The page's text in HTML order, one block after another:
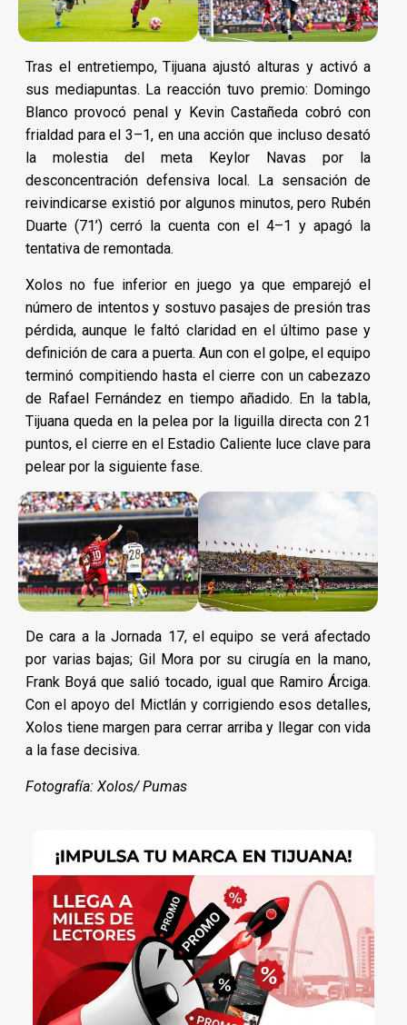
Tras el entretiempo, Tijuana ajustó alturas y activó a
sus mediapuntas. La reacción tuvo premio: Domingo
Blanco provocó penal y Kevin Castañeda cobró con
frialdad para el 3–1, en una acción que incluso desató
la molestia del meta Keylor Navas por la
desconcentración defensiva local. La sensación de
reivindicarse existió por algunos minutos, pero Rubén
Duarte (71’) cerró la cuenta con el 4–1 y apagó la
tentativa de remontada.
Xolos no fue inferior en juego ya que emparejó el
número de intentos y sostuvo pasajes de presión tras
pérdida, aunque le faltó claridad en el último pase y
definición de cara a puerta. Aun con el golpe, el equipo
terminó compitiendo hasta el cierre con un cabezazo
de Rafael Fernández en tiempo añadido. En la tabla,
Tijuana queda en la pelea por la liguilla directa con 21
puntos, el cierre en el Estadio Caliente luce clave para
pelear por la siguiente fase.
De cara a la Jornada 17, el equipo se verá afectado
por varias bajas; Gil Mora por su cirugía en la mano,
Frank Boyá que salió tocado, igual que Ramiro Árciga.
Con el apoyo del Mictlán y corrigiendo esos detalles,
Xolos tiene margen para cerrar arriba y llegar con vida
a la fase decisiva.
Fotografía: Xolos/ Pumas